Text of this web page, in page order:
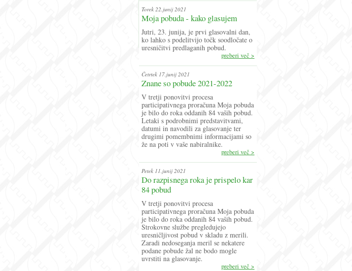
Torek 22.junij 2021
Moja pobuda - kako glasujem
Jutri, 23. junija, je prvi glasovalni dan,
ko lahko s podelitvijo točk soodločate o
uresničitvi predlaganih pobud.
preberi več >
Četrtek 17.junij 2021
Znane so pobude 2021-2022
V tretji ponovitvi procesa
participativnega proračuna Moja pobuda
je bilo do roka oddanih 84 vaših pobud.
Letaki s podrobnimi predstavitvami,
datumi in navodili za glasovanje ter
drugimi pomembnimi informacijami so
že na poti v vaše nabiralnike.
preberi več >
Petek 11.junij 2021
Do razpisnega roka je prispelo kar
84 pobud
V tretji ponovitvi procesa
participativnega proračuna Moja pobuda
je bilo do roka oddanih 84 vaših pobud.
Strokovne službe pregledujejo
uresničljivost pobud v skladu z merili.
Zaradi nedoseganja meril se nekatere
podane pobude žal ne bodo mogle
uvrstiti na glasovanje.
preberi več >